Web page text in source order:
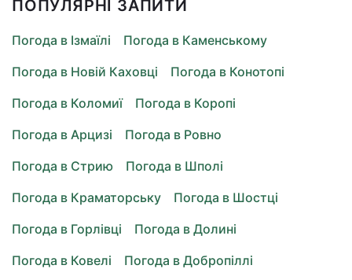
ПОПУЛЯРНІ ЗАПИТИ
Погода в Ізмаїлі
Погода в Каменському
Погода в Новій Каховці
Погода в Конотопі
Погода в Коломиї
Погода в Коропі
Погода в Арцизі
Погода в Ровно
Погода в Стрию
Погода в Шполі
Погода в Краматорську
Погода в Шостці
Погода в Горлівці
Погода в Долині
Погода в Ковелі
Погода в Добропіллі